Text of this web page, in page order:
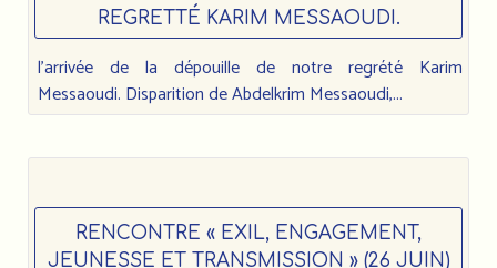
REGRETTÉ KARIM MESSAOUDI.
l’arrivée de la dépouille de notre regrété Karim
Messaoudi. Disparition de Abdelkrim Messaoudi,...
RENCONTRE « EXIL, ENGAGEMENT,
JEUNESSE ET TRANSMISSION » (26 JUIN)